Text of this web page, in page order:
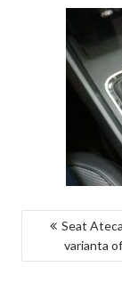
NAVIGARE
Seat
varianta